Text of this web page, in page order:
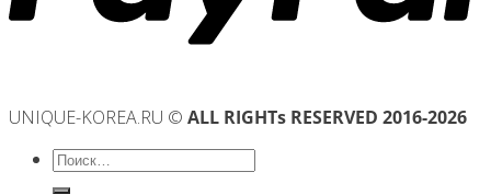
UNIQUE-KOREA.RU © ALL RIGHTs RESERVED 2016-2026
Искать: